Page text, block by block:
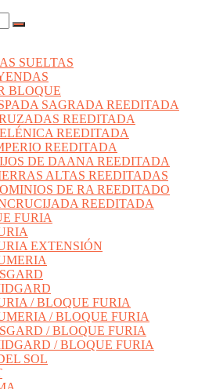
SUELTAS
BLOQUE
SAGRADA REEDITADA
REEDITADA
REEDITADA
REEDITADA
DE DAANA REEDITADA
ALTAS REEDITADAS
DE RA REEDITADO
REEDITADA
FURIA
EXTENSIÓN
/ BLOQUE FURIA
/ BLOQUE FURIA
/ BLOQUE FURIA
/ BLOQUE FURIA
SOL